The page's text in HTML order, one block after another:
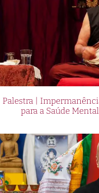
Palestra |
para a Saúde